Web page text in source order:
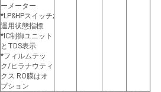
ーメーター
*LP&HPスイッチ;
運用状態指標
*IC制御ユニット
とTDS表示
*フィルムテッ
ク/ヒラナウティ
クス RO膜はオ
プション